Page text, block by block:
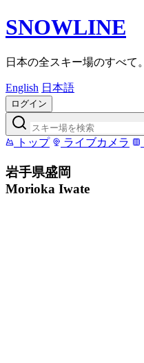
SNOWLINE
日本の全スキー場のすべて。
English 日本語
ログイン
トップ ライブカメラ
岩手県盛岡
Morioka Iwate